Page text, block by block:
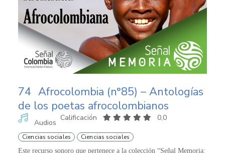
74 Afrocolombia (n°85) – Antologías
de los poetas afrocolombianos
Audios
Calificación 0,0
Ciencias sociales Ciencias sociales
Este recurso sonoro que pertenece a la colección “Señal Memoria: